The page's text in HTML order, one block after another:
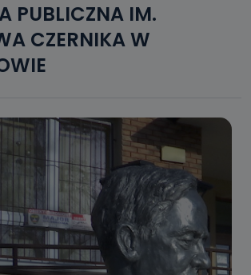
PUBLICZNA IM.
CZERNIKA W